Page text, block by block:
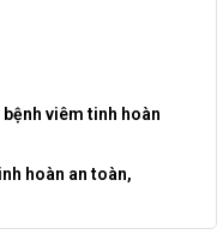
viêm tinh hoàn
hoàn an toàn,